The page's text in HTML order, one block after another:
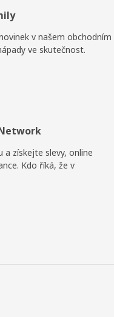
v našem obchodním
ve skutečnost.
získejte slevy, online
Kdo říká, že v